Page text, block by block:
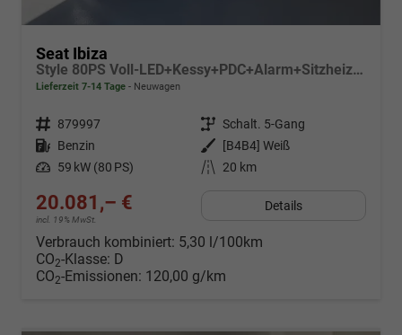
Seat Ibiza
Style 80PS Voll-LED+Kessy+PDC+Alarm+Sitzheizung+Kamera+App-Connect
Lieferzeit 7-14 Tage Neuwagen
Fahrzeugnr. 879997 Getriebe Schalt. 5-Gang
Kraftstoff Benzin Außenfarbe
[B4B4] Weiß
Leistung 59 kW (80 PS) Kilometerstand 20 km
20.081,– €
incl. 19% MwSt.
Details
Verbrauch kombiniert: 5,30 l/100km
CO2-Klasse: D
CO2-Emissionen: 120,00 g/km